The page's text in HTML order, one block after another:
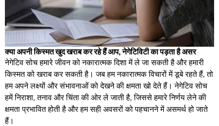
क्या अपनी किस्मत खुद खराब कर रहे हैं आप, नेगेटिविटी का पड़ता है असर
नेगेटिव सोच हमारे जीवन को नकारात्मक दिशा में ले जा सकती है और हमारी
किस्मत को खराब कर सकती है। जब हम नकारात्मक विचारों में डूबे रहते हैं, तो
हम अपने लक्ष्यों और संभावनाओं को देखने की क्षमता खो देते हैं। नेगेटिव सोच
हमें निराशा, तनाव और चिंता की ओर ले जाती है, जिससे हमारे निर्णय लेने की
क्षमता प्रभावित होती है और हम सही अवसरों को पहचानने में असमर्थ हो जाते
हैं।